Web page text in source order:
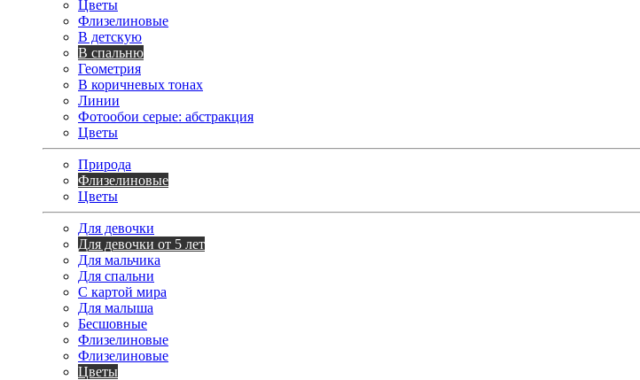
Цветы
Флизелиновые
В детскую
В спальню
Геометрия
В коричневых тонах
Линии
Фотообои серые: абстракция
Цветы
Природа
Флизелиновые
Цветы
Для девочки
Для девочки от 5 лет
Для мальчика
Для спальни
С картой мира
Для малыша
Бесшовные
Флизелиновые
Флизелиновые
Цветы